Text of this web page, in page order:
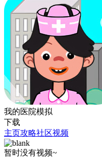
我的医院模拟
下载
主页攻略社区视频
暂时没有视频~